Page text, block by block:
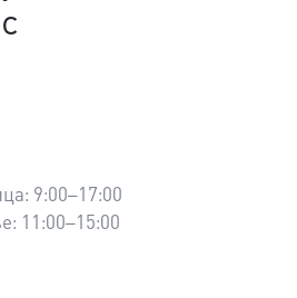
9:00–17:00
11:00–15:00